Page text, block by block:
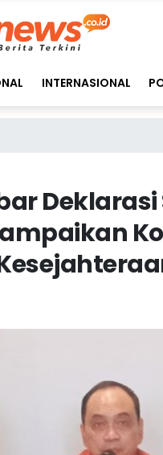
INTERNASIONAL
Deklarasi